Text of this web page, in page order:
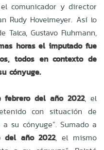
comunicador y director
Rudy Hovelmeyer. Así lo
Gustavo Fluhmann,
horas el imputado fue
todos en contexto de
cónyuge.
febrero del año 2022, el
con situación de
su cónyuge”. Sumado a
del año 2022, el mismo